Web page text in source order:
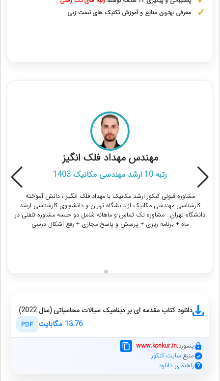
معرفی بهترین منابع و آموزش تکنیک های تست زنی
مهندس مهداد فلک انگیز
رتبه 10 ارشد مهندسی مکانیک 1403
مشاوره قبولی کنکور ارشد مکانیک با مهداد فلک انگیز ، دانش آموخته
کارشناسی مهندسی مکانیک از دانشگاه تهران و دانشجوی کارشناسی ارشد
دانشگاه تهران : مشاوره تک تماس و ماهانه شامل دو جلسه مشاوره تلفنی در
ماه + برنامه ریزی + پرسش و پاسخ مجازی + رفع اشکال درسی
دانلود کتاب مقدمه ای بر دینامیک سیالات محاسباتی (سال 2022)
13.76 مگابایت PDF
منبع:سایت کنکور
پسورد:www.konkur.in
راهنمای دانلود